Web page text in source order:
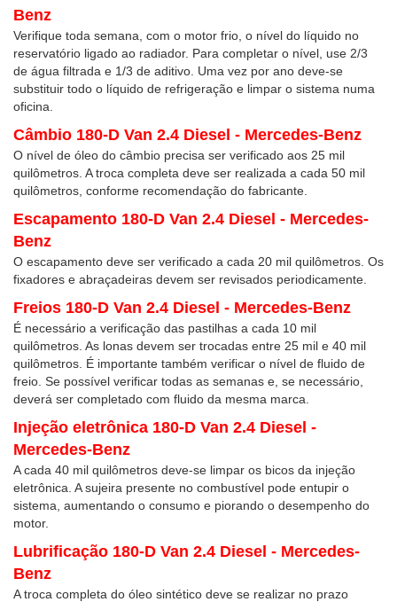
Benz
Verifique toda semana, com o motor frio, o nível do líquido no
reservatório ligado ao radiador. Para completar o nível, use 2/3
de água filtrada e 1/3 de aditivo. Uma vez por ano deve-se
substituir todo o líquido de refrigeração e limpar o sistema numa
oficina.
Câmbio 180-D Van 2.4 Diesel - Mercedes-Benz
O nível de óleo do câmbio precisa ser verificado aos 25 mil
quilômetros. A troca completa deve ser realizada a cada 50 mil
quilômetros, conforme recomendação do fabricante.
Escapamento 180-D Van 2.4 Diesel - Mercedes-
Benz
O escapamento deve ser verificado a cada 20 mil quilômetros. Os
fixadores e abraçadeiras devem ser revisados periodicamente.
Freios 180-D Van 2.4 Diesel - Mercedes-Benz
É necessário a verificação das pastilhas a cada 10 mil
quilômetros. As lonas devem ser trocadas entre 25 mil e 40 mil
quilômetros. É importante também verificar o nível de fluido de
freio. Se possível verificar todas as semanas e, se necessário,
deverá ser completado com fluido da mesma marca.
Injeção eletrônica 180-D Van 2.4 Diesel -
Mercedes-Benz
A cada 40 mil quilômetros deve-se limpar os bicos da injeção
eletrônica. A sujeira presente no combustível pode entupir o
sistema, aumentando o consumo e piorando o desempenho do
motor.
Lubrificação 180-D Van 2.4 Diesel - Mercedes-
Benz
A troca completa do óleo sintético deve se realizar no prazo